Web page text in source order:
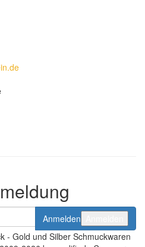
Anmelden
- Gold und Silber Schmuckwaren